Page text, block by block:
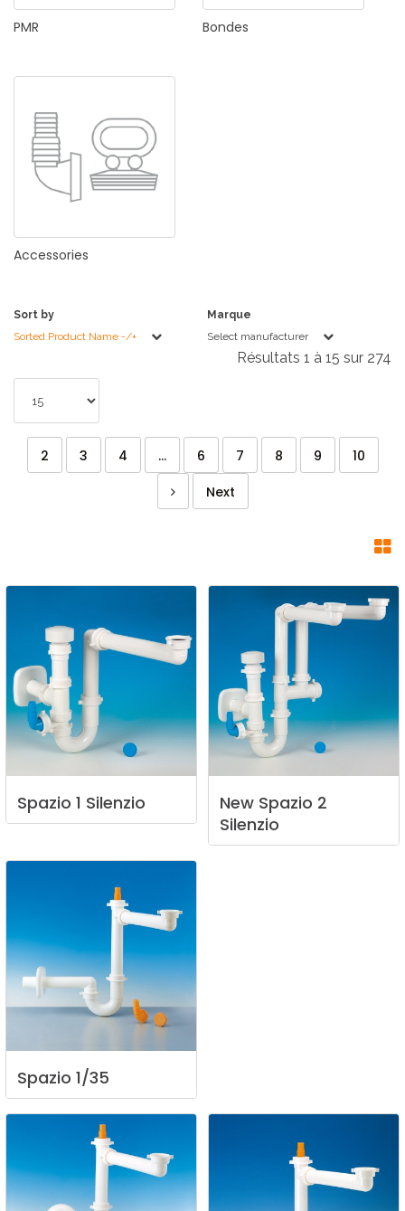
PMR Bondes
Accessories
Sort by
Sorted Product Name -/+
Marque
Select manufacturer
Résultats 1 à 15 sur 274
2 3 4 ... 6 7 8 9
10
Next
Spazio 1 Silenzio New Spazio 2
Silenzio
Spazio 1/35